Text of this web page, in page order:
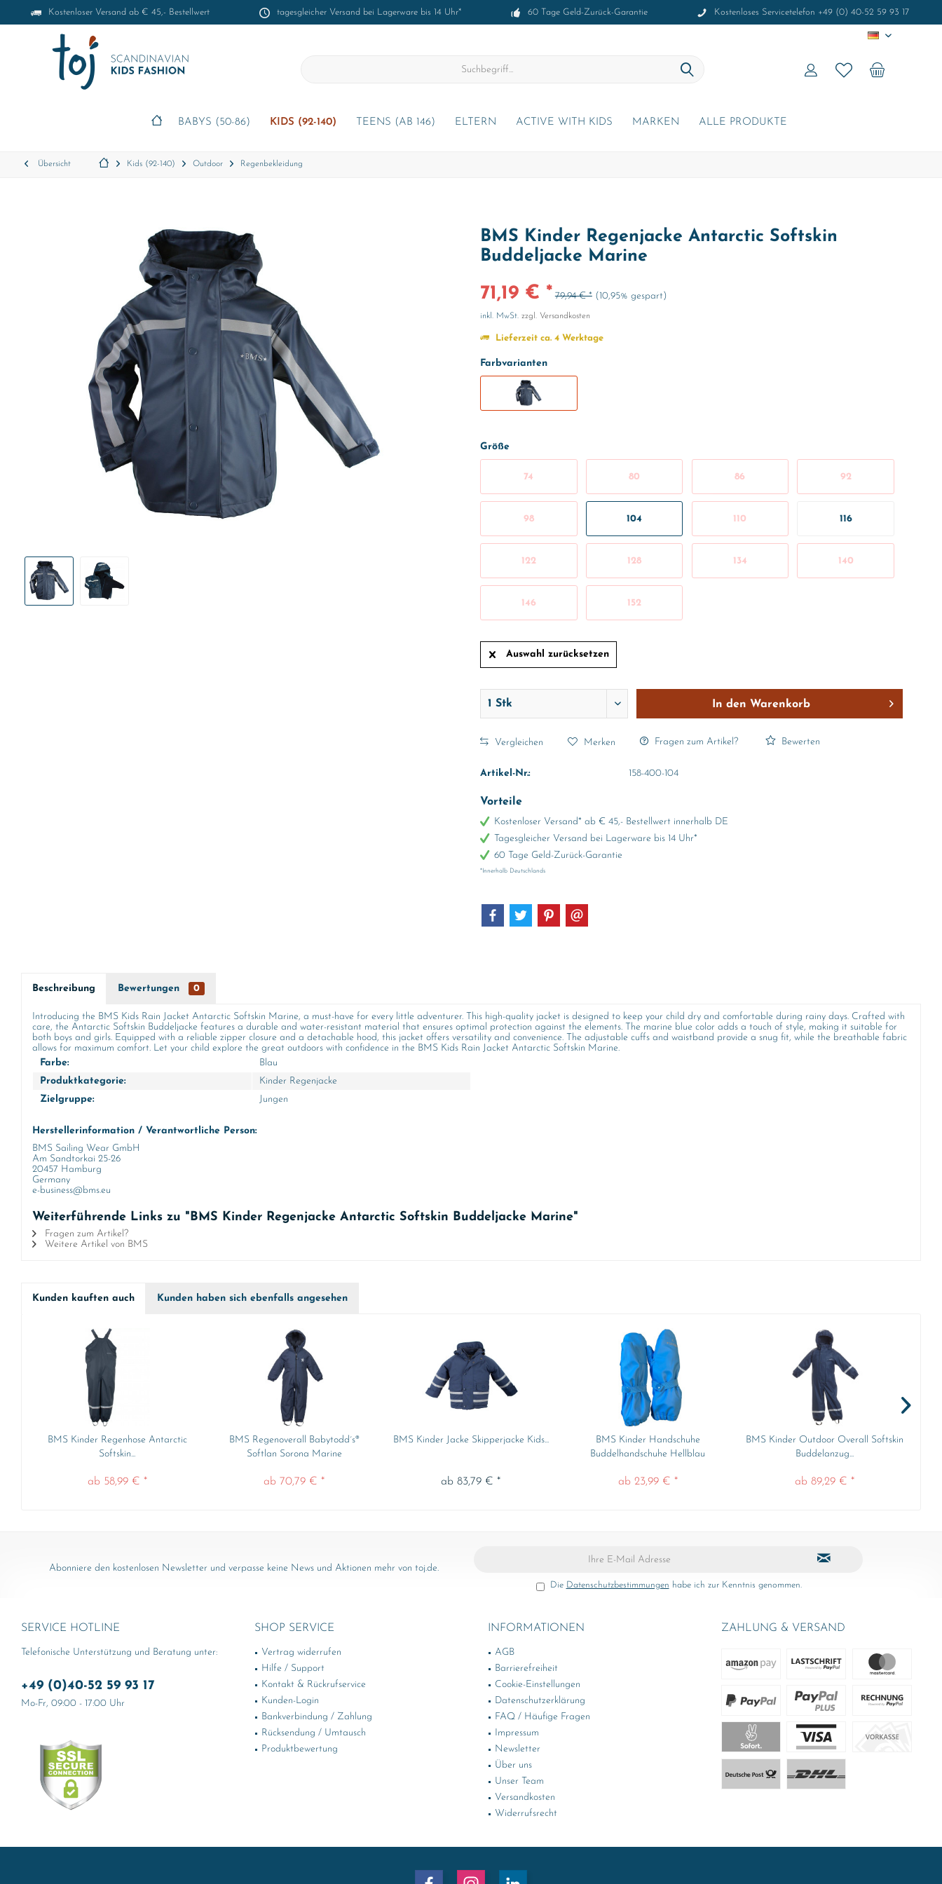
Kostenloser Versand ab € 45,- Bestellwert tagesgleicher Versand bei Lagerware bis 14 Uhr* 60 Tage Geld-Zurück-Garantie Kostenloses Servicetelefon +49 (0) 40-52 59 93 17
DE
BABYS (50-86) KIDS (92-140) TEENS (AB 146) ELTERN ACTIVE WITH KIDS MARKEN ALLE PRODUKTE
Übersicht Kids (92-140) Outdoor Regenbekleidung
BMS Kinder Regenjacke Antarctic Softskin
Buddeljacke Marine
71,19 € * 79,94 € * (10,95% gespart)
inkl. MwSt. zzgl. Versandkosten
Lieferzeit ca. 4 Werktage
Farbvarianten
Größe
74 80 86 92
98 104 110 116
122 128 134 140
146 152
Auswahl zurücksetzen
In den Warenkorb
Vergleichen Merken Fragen zum Artikel? Bewerten
Artikel-Nr.: 158-400-104
Vorteile
Kostenloser Versand* ab € 45,- Bestellwert innerhalb DE
Tagesgleicher Versand bei Lagerware bis 14 Uhr*
60 Tage Geld-Zurück-Garantie
*Innerhalb Deutschlands
Beschreibung Bewertungen 0
Introducing the BMS Kids Rain Jacket Antarctic Softskin Marine, a must-have for every little adventurer. This high-quality jacket is designed to keep your child dry and comfortable during rainy days. Crafted with
care, the Antarctic Softskin Buddeljacke features a durable and water-resistant material that ensures optimal protection against the elements. The marine blue color adds a touch of style, making it suitable for
both boys and girls. Equipped with a reliable zipper closure and a detachable hood, this jacket offers versatility and convenience. The adjustable cuffs and waistband provide a snug fit, while the breathable fabric
allows for maximum comfort. Let your child explore the great outdoors with confidence in the BMS Kids Rain Jacket Antarctic Softskin Marine.
Farbe:
Blau
Produktkategorie:
Kinder Regenjacke
Zielgruppe:
Jungen
Herstellerinformation / Verantwortliche Person:
BMS Sailing Wear GmbH
Am Sandtorkai 25-26
20457 Hamburg
Germany
e-business@bms.eu
Weiterführende Links zu "BMS Kinder Regenjacke Antarctic Softskin Buddeljacke Marine"
Fragen zum Artikel?
Weitere Artikel von BMS
Kunden kauften auch Kunden haben sich ebenfalls angesehen
BMS Kinder Regenhose Antarctic
Softskin...
ab 58,99 € *
BMS Regenoverall Babytodd´s®
Softlan Sorona Marine
ab 70,79 € *
BMS Kinder Jacke Skipperjacke Kids...
ab 83,79 € *
BMS Kinder Handschuhe
Buddelhandschuhe Hellblau
ab 23,99 € *
BMS Kinder Outdoor Overall Softskin
Buddelanzug...
ab 89,29 € *
Abonniere den kostenlosen Newsletter und verpasse keine News und Aktionen mehr von toj.de.
Die Datenschutzbestimmungen habe ich zur Kenntnis genommen.
SERVICE HOTLINE
Telefonische Unterstützung und Beratung unter:
+49 (0)40-52 59 93 17
Mo-Fr, 09:00 - 17:00 Uhr
SHOP SERVICE
Vertrag widerrufen
Hilfe / Support
Kontakt & Rückrufservice
Kunden-Login
Bankverbindung / Zahlung
Rücksendung / Umtausch
Produktbewertung
INFORMATIONEN
AGB
Barrierefreiheit
Cookie-Einstellungen
Datenschutzerklärung
FAQ / Häufige Fragen
Impressum
Newsletter
Über uns
Unser Team
Versandkosten
Widerrufsrecht
ZAHLUNG & VERSAND